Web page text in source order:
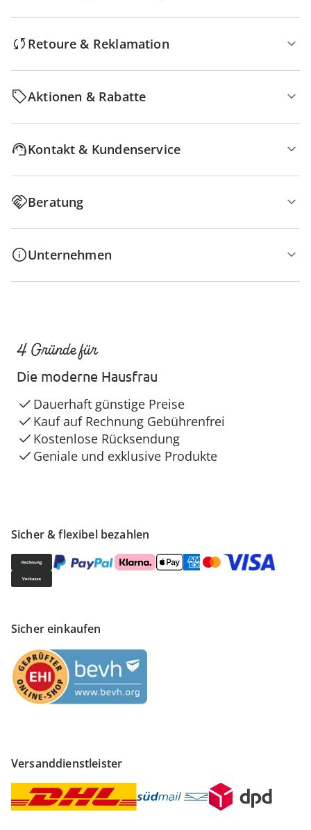
Retoure & Reklamation
Aktionen & Rabatte
Kontakt & Kundenservice
Beratung
Unternehmen
Sicher & flexibel bezahlen
Sicher einkaufen
Versanddienstleister
4 Gründe für
Die moderne Hausfrau
Dauerhaft günstige Preise
Kauf auf Rechnung Gebührenfrei
Kostenlose Rücksendung
Geniale und exklusive Produkte